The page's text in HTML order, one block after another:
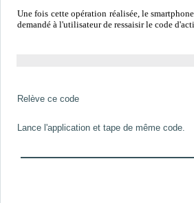
Une fois cette opération réalisée, le
demandé à l'utilisateur de ressaisir le code
Relève ce code
Lance l'application et tape de même code.